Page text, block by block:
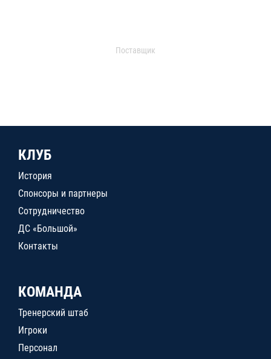
Поставщик
КЛУБ
История
Спонсоры и партнеры
Сотрудничество
ДС «Большой»
Контакты
КОМАНДА
Тренерский штаб
Игроки
Персонал